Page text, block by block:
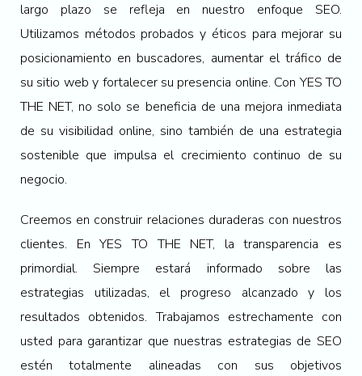
largo plazo se refleja en nuestro enfoque SEO.
Utilizamos métodos probados y éticos para mejorar su
posicionamiento en buscadores, aumentar el tráfico de
su sitio web y fortalecer su presencia online. Con YES TO
THE NET, no solo se beneficia de una mejora inmediata
de su visibilidad online, sino también de una estrategia
sostenible que impulsa el crecimiento continuo de su
negocio.
Creemos en construir relaciones duraderas con nuestros
clientes. En YES TO THE NET, la transparencia es
primordial. Siempre estará informado sobre las
estrategias utilizadas, el progreso alcanzado y los
resultados obtenidos. Trabajamos estrechamente con
usted para garantizar que nuestras estrategias de SEO
estén totalmente alineadas con sus objetivos